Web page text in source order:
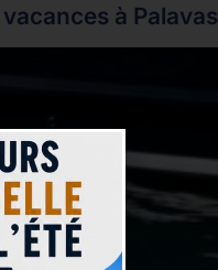
à Palavas